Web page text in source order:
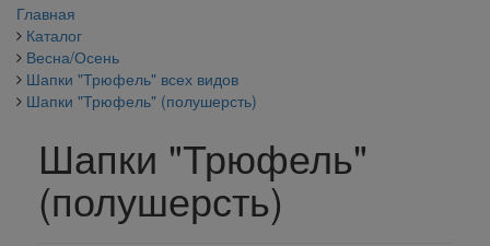
Главная
Каталог
Весна/Осень
Шапки "Трюфель" всех видов
Шапки "Трюфель" (полушерсть)
Шапки "Трюфель"
(полушерсть)